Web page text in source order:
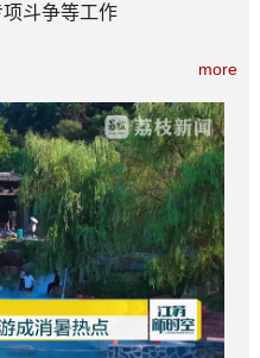
斗争等工作
more